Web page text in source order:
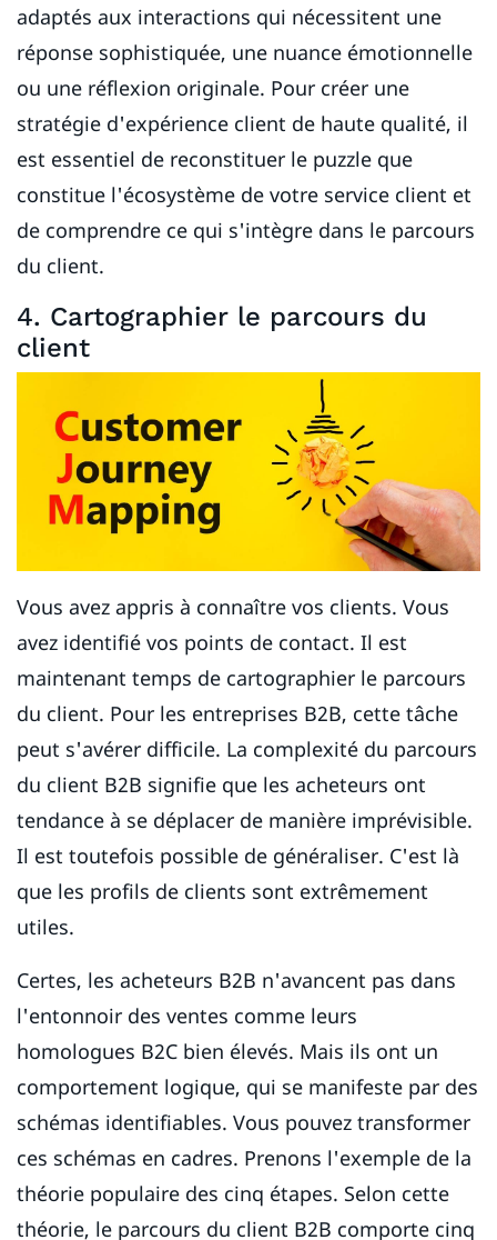
adaptés aux interactions qui nécessitent une
réponse sophistiquée, une nuance émotionnelle
ou une réflexion originale. Pour créer une
stratégie d'expérience client de haute qualité, il
est essentiel de reconstituer le puzzle que
constitue l'écosystème de votre service client et
de comprendre ce qui s'intègre dans le parcours
du client.
4. Cartographier le parcours du
client
Vous avez appris à connaître vos clients. Vous
avez identifié vos points de contact. Il est
maintenant temps de cartographier le parcours
du client. Pour les entreprises B2B, cette tâche
peut s'avérer difficile. La complexité du parcours
du client B2B signifie que les acheteurs ont
tendance à se déplacer de manière imprévisible.
Il est toutefois possible de généraliser. C'est là
que les profils de clients sont extrêmement
utiles.
Certes, les acheteurs B2B n'avancent pas dans
l'entonnoir des ventes comme leurs
homologues B2C bien élevés. Mais ils ont un
comportement logique, qui se manifeste par des
schémas identifiables. Vous pouvez transformer
ces schémas en cadres. Prenons l'exemple de la
théorie populaire des cinq étapes. Selon cette
théorie, le parcours du client B2B comporte cinq